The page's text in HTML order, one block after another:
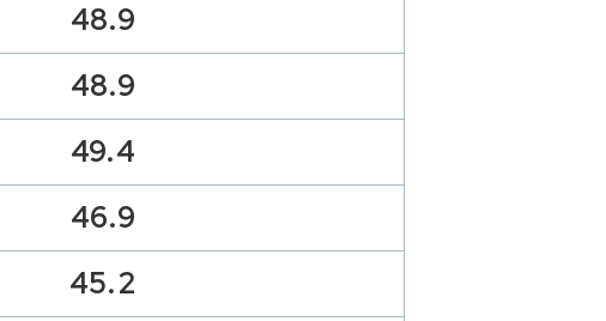
48.9
48.9
49.4
46.9
45.2